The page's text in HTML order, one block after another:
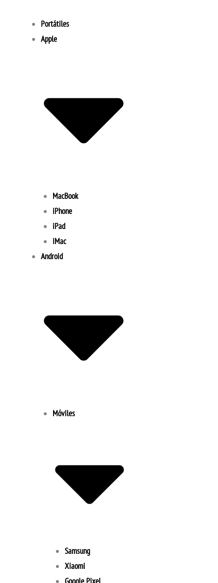
Portátiles
Apple
MacBook
iPhone
iPad
iMac
Android
Móviles
Samsung
Xiaomi